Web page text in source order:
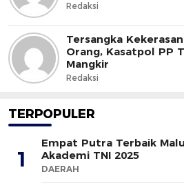
Redaksi
Tersangka
Orang, Kasatpol PP
Mangkir
Redaksi
TERPOPULER
1
Empat Putra Terbaik
Akademi TNI 2025
DAERAH